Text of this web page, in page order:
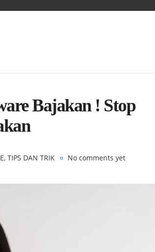
Bajakan ! Stop
,TIPS DAN TRIK No comments yet